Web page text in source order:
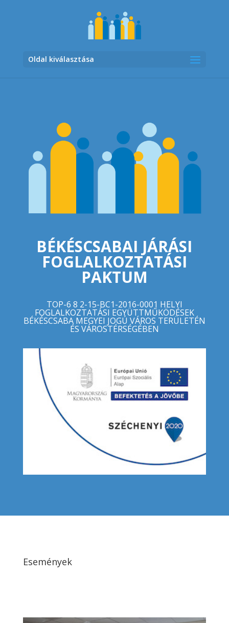
Oldal kiválasztása
BÉKÉSCSABAI JÁRÁSI
FOGLALKOZTATÁSI
PAKTUM
TOP-6 8 2-15-BC1-2016-0001 HELYI
FOGLALKOZTATÁSI EGYÜTTMŰKÖDÉSEK
BÉKÉSCSABA MEGYEI JOGÚ VÁROS TERÜLETÉN
ÉS VÁROSTÉRSÉGÉBEN
Események